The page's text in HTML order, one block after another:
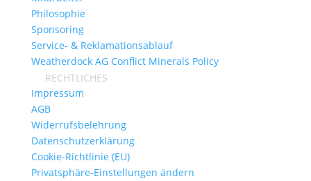
Philosophie
Sponsoring
Service- & Reklamationsablauf
Weatherdock AG Conflict Minerals Policy
RECHTLICHES
Impressum
AGB
Widerrufsbelehrung
Datenschutzerklärung
Cookie-Richtlinie (EU)
Privatsphäre-Einstellungen ändern